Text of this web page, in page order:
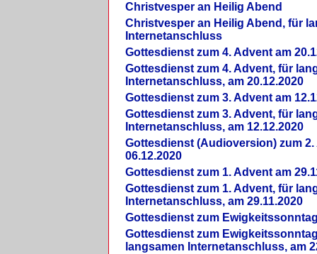
Christvesper an Heilig Abend
Christvesper an Heilig Abend, für
Internetanschluss
Gottesdienst zum 4. Advent am
Gottesdienst zum 4. Advent, für
Internetanschluss, am 20.12.2020
Gottesdienst zum 3. Advent am
Gottesdienst zum 3. Advent, für
Internetanschluss, am 12.12.2020
Gottesdienst (Audioversion) zum 2.
06.12.2020
Gottesdienst zum 1. Advent am
Gottesdienst zum 1. Advent, für
Internetanschluss, am 29.11.2020
Gottesdienst zum
Gottesdienst zum
langsamen Internetanschluss, am